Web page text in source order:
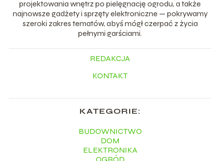
projektowania wnętrz po pielęgnację ogrodu, a także
najnowsze gadżety i sprzęty elektroniczne — pokrywamy
szeroki zakres tematów, abyś mógł czerpać z życia
pełnymi garściami.
REDAKCJA
KONTAKT
KATEGORIE:
BUDOWNICTWO
DOM
ELEKTRONIKA
OGRÓD